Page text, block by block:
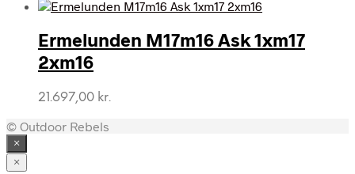
Ermelunden M17m16 Ask 1xm17
2xm16
21.697,00 kr.
© Outdoor Rebels
×
×